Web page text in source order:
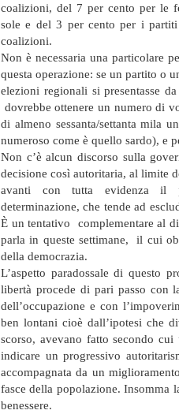
coalizioni, del 7 per cento per le
sole e del 3 per cento per i partiti
coalizioni.
Non è necessaria una particolare
questa operazione: se un partito o
elezioni regionali si presentasse
dovrebbe ottenere un numero di
di almeno sessanta/settanta mila
numeroso come è quello sardo), e
Non c’è alcun discorso sulla
decisione così autoritaria, al limite
avanti con tutta evidenza il
determinazione, che tende ad
È un tentativo complementare al
parla in queste settimane, il cui
della democrazia.
L’aspetto paradossale di questo
libertà procede di pari passo con
dell’occupazione e con
ben lontani cioè dall’ipotesi che
scorso, avevano fatto secondo
indicare un progressivo
accompagnata da un
fasce della popolazione.
benessere.